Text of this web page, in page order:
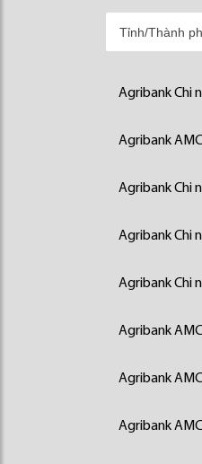
Agribank Chi
Agribank
Agribank Chi
Agribank Chi
Agribank Chi
Agribank
Agribank
Agribank